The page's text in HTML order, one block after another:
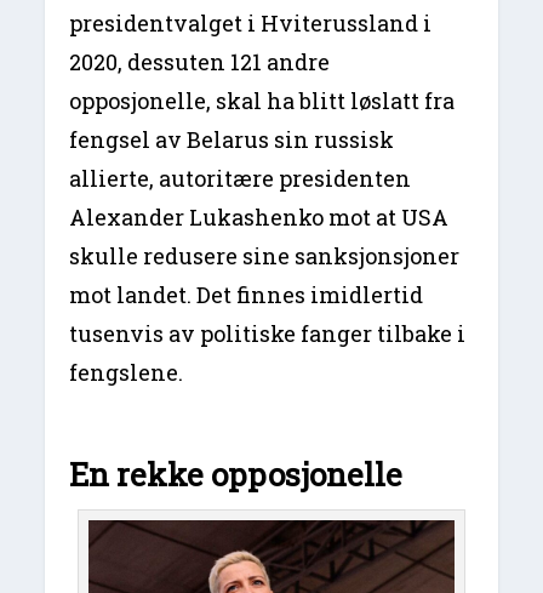
presidentvalget i Hviterussland i
2020, dessuten 121 andre
opposjonelle, skal ha blitt løslatt fra
fengsel av Belarus sin russisk
allierte, autoritære presidenten
Alexander Lukashenko mot at USA
skulle redusere sine sanksjonsjoner
mot landet. Det finnes imidlertid
tusenvis av politiske fanger tilbake i
fengslene.
En rekke opposjonelle